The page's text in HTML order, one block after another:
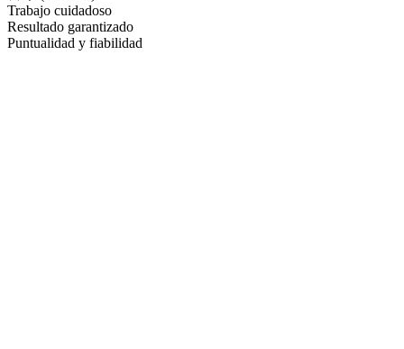
Trabajo cuidadoso
Resultado garantizado
Puntualidad y fiabilidad